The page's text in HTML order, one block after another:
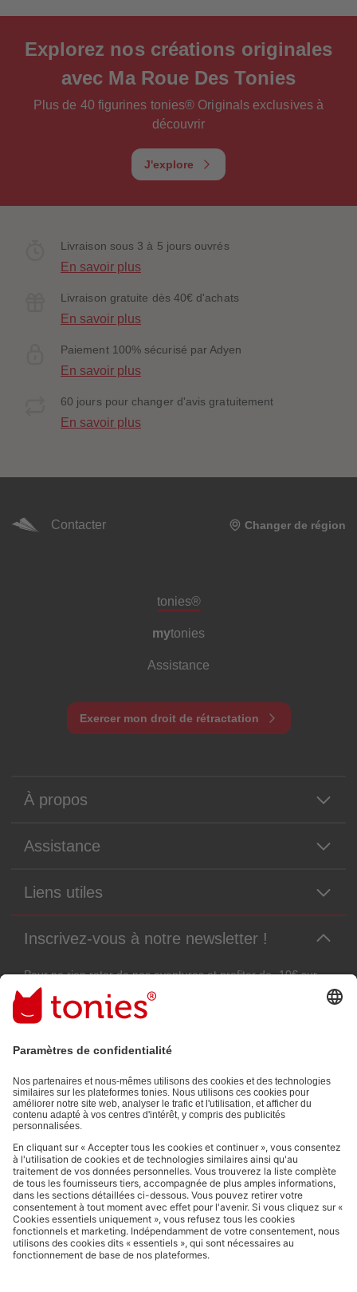
Explorez nos créations originales
avec Ma Roue Des Tonies
Plus de 40 figurines tonies® Originals exclusives à
découvrir
J'explore
Livraison sous 3 à 5 jours ouvrés
En savoir plus
Livraison gratuite dès 40€ d'achats
En savoir plus
Paiement 100% sécurisé par Adyen
En savoir plus
60 jours pour changer d'avis gratuitement
En savoir plus
Contacter Changer de région
Pied de page de méta-navigation
tonies®
mytonies
Assistance
Exercer mon droit de rétractation
À propos
Assistance
Liens utiles
Inscrivez-vous à notre newsletter !
Pour ne rien rater de nos aventures et profiter de -10€ sur
votre prochaine commande !
Adresse e-mail
grâce aux informations que vous nous avez fournies (par ex. données
de votre compte) et aux données d'utilisation partagées à des fins
publicitaires (par ex. temps d'écoute). Révocable à tout moment, sans
frais. Politique de Confidentialité.
Les moyens de paiement :